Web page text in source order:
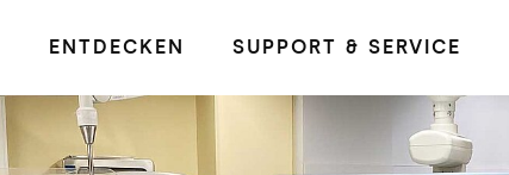
ENTDECKEN SUPPORT & SERVICE